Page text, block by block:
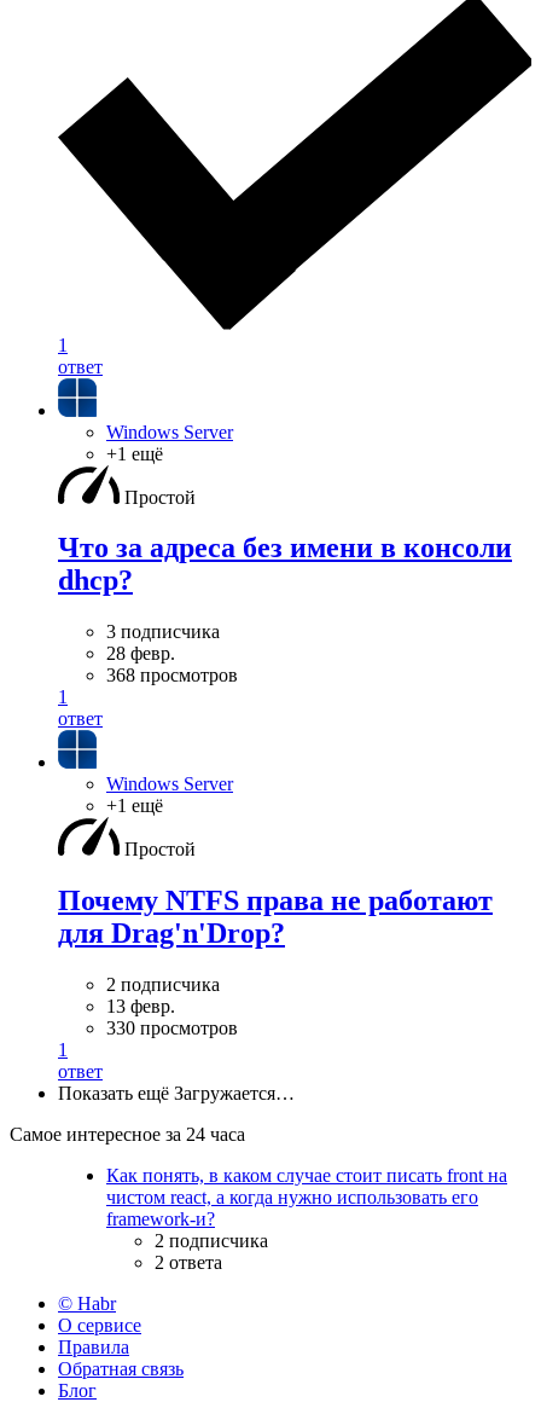
1
ответ
Windows Server
+1 ещё
Простой
Что за адреса без имени в консоли
dhcp?
3 подписчика
28 февр.
368 просмотров
1
ответ
Windows Server
+1 ещё
Простой
Почему NTFS права не работают
для Drag'n'Drop?
2 подписчика
13 февр.
330 просмотров
1
ответ
Показать ещё Загружается…
Самое интересное за 24 часа
Как понять, в каком случае стоит писать front на
чистом react, а когда нужно использовать его
framework-и?
2 подписчика
2 ответа
© Habr
О сервисе
Правила
Обратная связь
Блог